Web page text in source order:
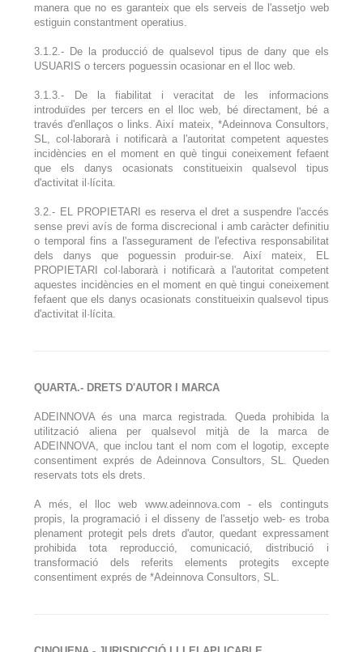
manera que no es garanteix que els serveis de l'assetjo web
estiguin constantment operatius.
3.1.2.- De la producció de qualsevol tipus de dany que els
USUARIS o tercers poguessin ocasionar en el lloc web.
3.1.3.- De la fiabilitat i veracitat de les informacions
introduïdes per tercers en el lloc web, bé directament, bé a
través d'enllaços o links. Així mateix, *Adeinnova Consultors,
SL, col·laborarà i notificarà a l'autoritat competent aquestes
incidències en el moment en què tingui coneixement fefaent
que els danys ocasionats constitueixin qualsevol tipus
d'activitat il·lícita.
3.2.- EL PROPIETARI es reserva el dret a suspendre l'accés
sense previ avís de forma discrecional i amb caràcter definitiu
o temporal fins a l'assegurament de l'efectiva responsabilitat
dels danys que poguessin produir-se. Així mateix, EL
PROPIETARI col·laborarà i notificarà a l'autoritat competent
aquestes incidències en el moment en què tingui coneixement
fefaent que els danys ocasionats constitueixin qualsevol tipus
d'activitat il·lícita.
QUARTA.- DRETS D'AUTOR I MARCA
ADEINNOVA és una marca registrada. Queda prohibida la
utilització aliena per qualsevol mitjà de la marca de
ADEINNOVA, que inclou tant el nom com el logotip, excepte
consentiment exprés de Adeinnova Consultors, SL. Queden
reservats tots els drets.
A més, el lloc web www.adeinnova.com - els continguts
propis, la programació i el disseny de l'assetjo web- es troba
plenament protegit pels drets d'autor, quedant expressament
prohibida tota reproducció, comunicació, distribució i
transformació dels referits elements protegits excepte
consentiment exprés de *Adeinnova Consultors, SL.